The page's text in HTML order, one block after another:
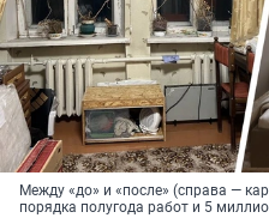
Между «до» и «после» (справа —
порядка полугода работ и 5